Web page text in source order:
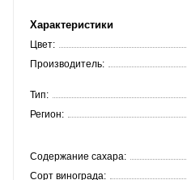
Характеристики
Цвет:
Производитель:
Тип:
Регион:
Содержание сахара:
Сорт винограда: